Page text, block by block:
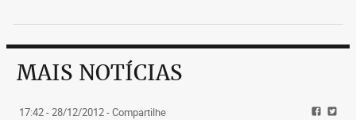
MAIS NOTÍCIAS
17:42 - 28/12/2012- Compartilhe